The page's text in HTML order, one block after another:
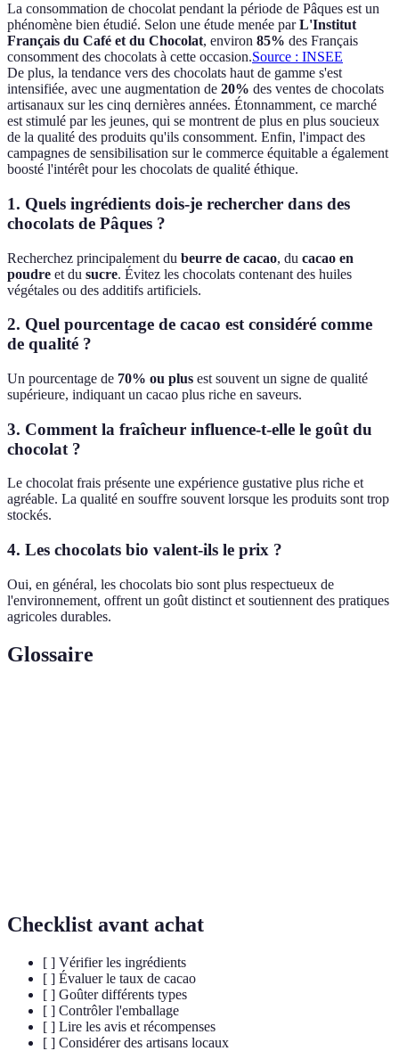
La consommation de chocolat pendant la période de Pâques est un
phénomène bien étudié. Selon une étude menée parL'Institut
Français du Café et du Chocolat, environ 85% des Français
consomment des chocolats à cette occasion.Source : INSEE
De plus, la tendance vers des chocolats haut de gamme s'est
intensifiée, avec une augmentation de 20% des ventes de chocolats
artisanaux sur les cinq dernières années. Étonnamment, ce marché
est stimulé par les jeunes, qui se montrent de plus en plus soucieux
de la qualité des produits qu'ils consomment. Enfin, l'impact des
campagnes de sensibilisation sur le commerce équitable a également
boosté l'intérêt pour les chocolats de qualité éthique.
1. Quels ingrédients dois-je rechercher dans des
chocolats de Pâques ?
Recherchez principalement du beurre de cacao, du cacao en
poudre et du sucre. Évitez les chocolats contenant des huiles
végétales ou des additifs artificiels.
2. Quel pourcentage de cacao est considéré comme
de qualité ?
Un pourcentage de 70% ou plus est souvent un signe de qualité
supérieure, indiquant un cacao plus riche en saveurs.
3. Comment la fraîcheur influence-t-elle le goût du
chocolat ?
Le chocolat frais présente une expérience gustative plus riche et
agréable. La qualité en souffre souvent lorsque les produits sont trop
stockés.
4. Les chocolats bio valent-ils le prix ?
Oui, en général, les chocolats bio sont plus respectueux de
l'environnement, offrent un goût distinct et soutiennent des pratiques
agricoles durables.
Glossaire
Checklist avant achat
[ ] Vérifier les ingrédients
[ ] Évaluer le taux de cacao
[ ] Goûter différents types
[ ] Contrôler l'emballage
[ ] Lire les avis et récompenses
[ ] Considérer des artisans locaux